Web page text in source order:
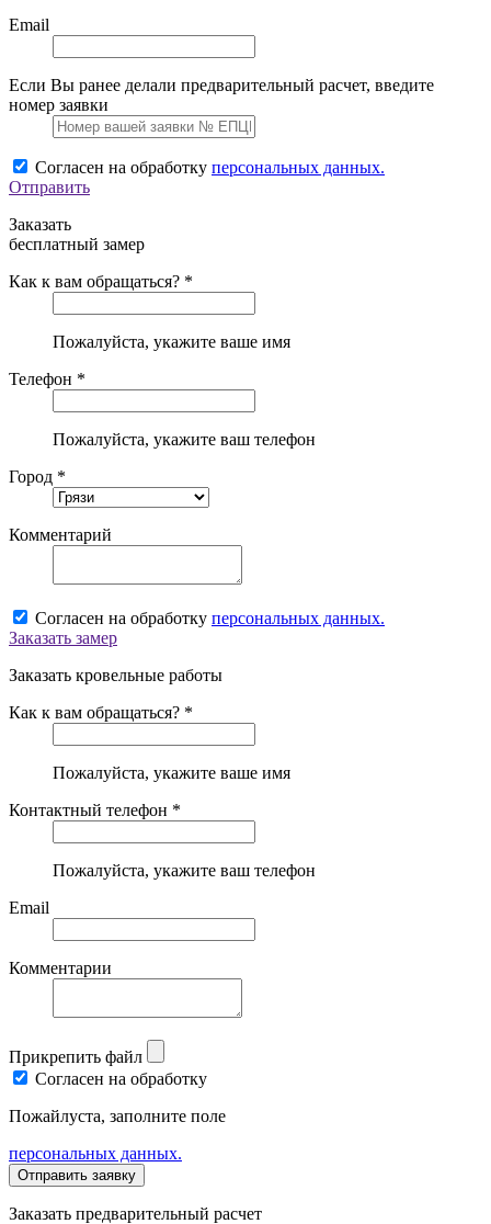
Email
Если Вы ранее делали предварительный расчет, введите
номер заявки
Согласен на обработку персональных данных.
Отправить
Заказать
бесплатный замер
Как к вам обращаться? *
Пожалуйста, укажите ваше имя
Телефон *
Пожалуйста, укажите ваш телефон
Город *
Комментарий
Согласен на обработку персональных данных.
Заказать замер
Заказать кровельные работы
Как к вам обращаться? *
Пожалуйста, укажите ваше имя
Контактный телефон *
Пожалуйста, укажите ваш телефон
Email
Комментарии
Прикрепить файл
Согласен на обработку
Пожайлуста, заполните поле
персональных данных.
Заказать предварительный расчет